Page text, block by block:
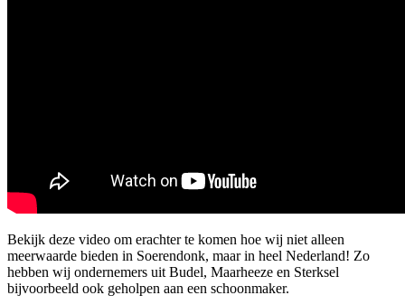
Bekijk deze video om erachter te komen hoe wij niet alleen
meerwaarde bieden in Soerendonk, maar in heel Nederland! Zo
hebben wij ondernemers uit Budel, Maarheeze en Sterksel
bijvoorbeeld ook geholpen aan een schoonmaker.